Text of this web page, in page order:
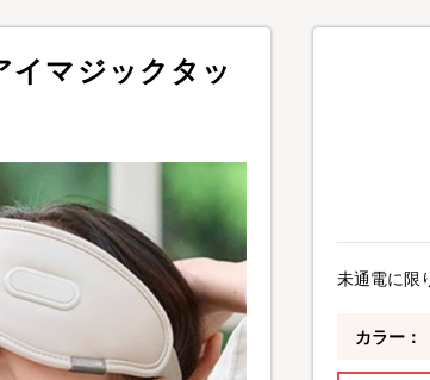
イマジックタッ
未通電に限
カラー：